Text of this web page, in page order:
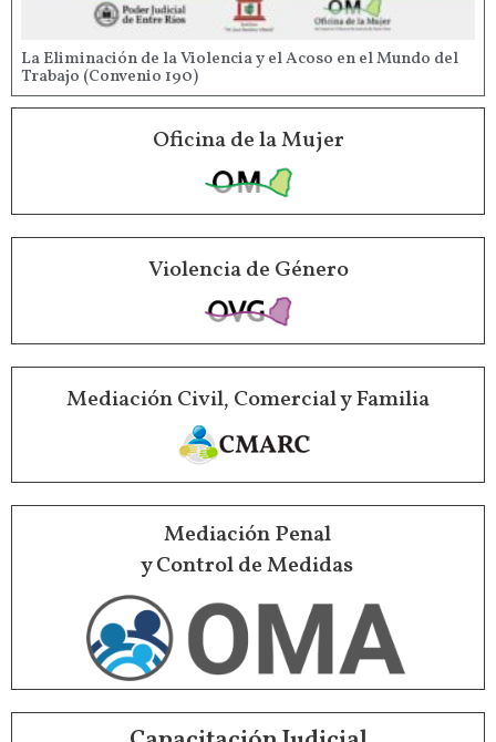
La Eliminación de la Violencia y el Acoso en el Mundo del
Trabajo (Convenio 190)
Oficina de la Mujer
Violencia de Género
Mediación Civil, Comercial y Familia
Mediación Penal
y Control de Medidas